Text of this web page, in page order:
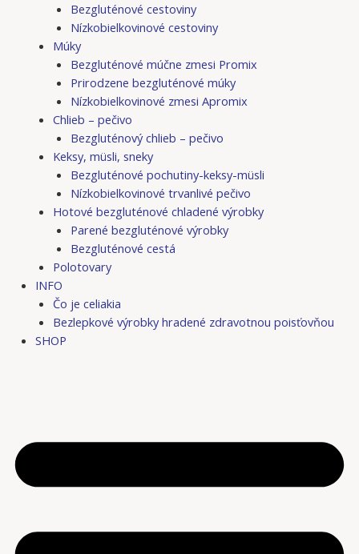
Bezgluténové cestoviny
Nízkobielkovinové cestoviny
Múky
Bezgluténové múčne zmesi Promix
Prirodzene bezgluténové múky
Nízkobielkovinové zmesi Apromix
Chlieb – pečivo
Bezgluténový chlieb – pečivo
Keksy, müsli, sneky
Bezgluténové pochutiny-keksy-müsli
Nízkobielkovinové trvanlivé pečivo
Hotové bezgluténové chladené výrobky
Parené bezgluténové výrobky
Bezgluténové cestá
Polotovary
INFO
Čo je celiakia
Bezlepkové výrobky hradené zdravotnou poisťovňou
SHOP